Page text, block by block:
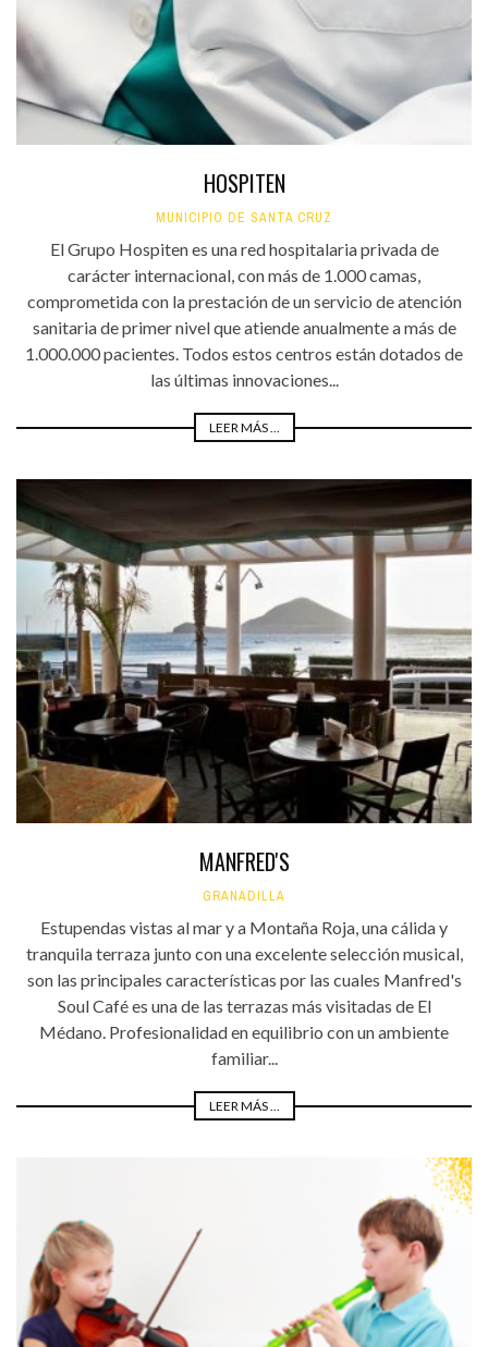
HOSPITEN
MUNICIPIO DE SANTA CRUZ
El Grupo Hospiten es una red hospitalaria privada de
carácter internacional, con más de 1.000 camas,
comprometida con la prestación de un servicio de atención
sanitaria de primer nivel que atiende anualmente a más de
1.000.000 pacientes. Todos estos centros están dotados de
las últimas innovaciones...
LEER MÁS ...
MANFRED'S
GRANADILLA
Estupendas vistas al mar y a Montaña Roja, una cálida y
tranquila terraza junto con una excelente selección musical,
son las principales características por las cuales Manfred's
Soul Café es una de las terrazas más visitadas de El
Médano. Profesionalidad en equilibrio con un ambiente
familiar...
LEER MÁS ...